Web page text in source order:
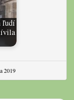
ľudí
2019